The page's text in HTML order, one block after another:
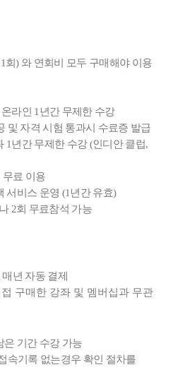
) 와 연회비 모두 구매해야 이용
라인 1년간 무제한 수강
및 자격 시험 통과시 수료증 발급
1년간 무제한 수강 (인디안 클럽,
료 이용
서비스 운영 (1년간 유효)
2회 무료참석 가능
년 자동 결제
구매한 강좌 및 멤버십과 무관
기간 수강 가능
속기록 없는경우 확인 절차를